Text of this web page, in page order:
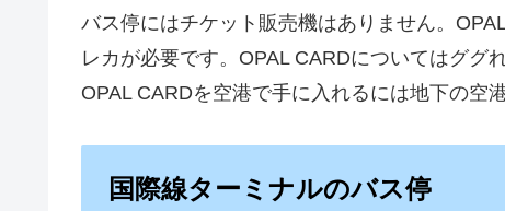
バス停にはチケット販売機はありません。
レカが必要です。OPAL CARDについてはググ
OPAL CARDを空港で手に入れるには地下の空
国際線ターミナルのバス停